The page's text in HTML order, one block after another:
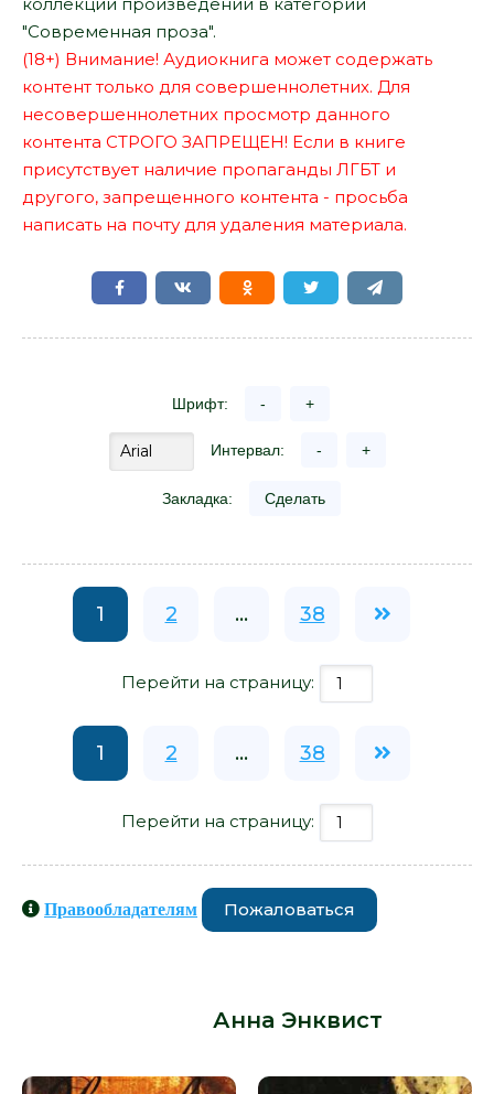
"Современная проза".
(18+) Внимание! Аудиокнига может содержать
контент только для совершеннолетних. Для
несовершеннолетних просмотр данного
контента СТРОГО ЗАПРЕЩЕН! Если в книге
присутствует наличие пропаганды ЛГБТ и
другого, запрещенного контента - просьба
написать на почту для удаления материала.
Шрифт: - +
Интервал: - +
Закладка: Сделать
1 2 ... 38
Перейти на страницу:
1 2 ... 38
Перейти на страницу:
Правообладателям Пожаловаться
Анна Энквист